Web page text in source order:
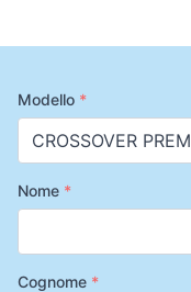
Modello *
Nome *
Cognome *